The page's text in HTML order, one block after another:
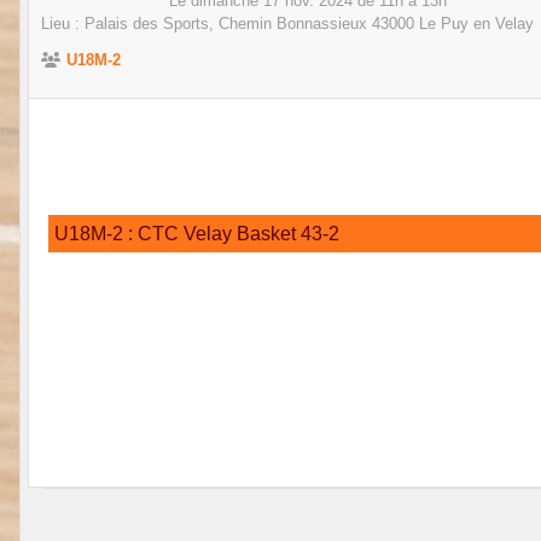
Lieu : Palais des Sports, Chemin Bonnassieux 43000 Le Puy en Velay
U18M-2
U18M-2 : CTC Velay Basket 43-2